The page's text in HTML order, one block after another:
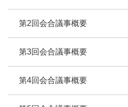
第2回会合議事概要
第3回会合議事概要
第4回会合議事概要